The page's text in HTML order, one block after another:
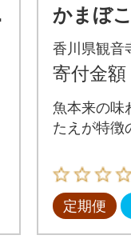
かまぼ
ト9個入
香川県観音
寄付金額
魚本来の味
たえが特徴
定期便